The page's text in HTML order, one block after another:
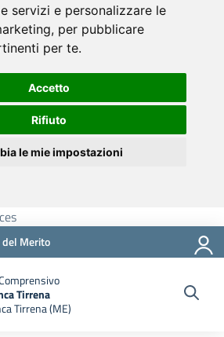
servizi e personalizzare le
, per pubblicare
per te.
Accetto
Rifiuto
le mie impostazioni
Merito
Tirrena
Tirrena (ME)